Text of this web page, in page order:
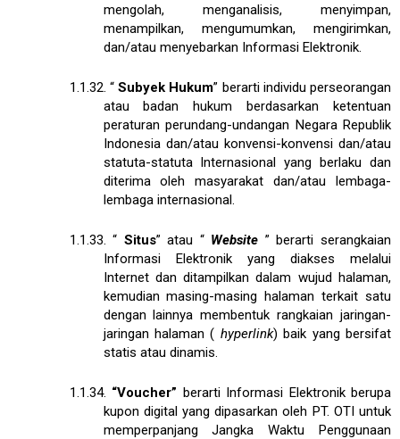
mengolah, menganalisis, menyimpan,
menampilkan, mengumumkan, mengirimkan,
dan/atau menyebarkan Informasi Elektronik.
1.1.32. “Subyek Hukum” berarti individu perseorangan
atau badan hukum berdasarkan ketentuan
peraturan perundang-undangan Negara Republik
Indonesia dan/atau konvensi-konvensi dan/atau
statuta-statuta Internasional yang berlaku dan
diterima oleh masyarakat dan/atau lembaga-
lembaga internasional.
1.1.33.“ Situs” atau “ Website ” berarti serangkaian
Informasi Elektronik yang diakses melalui
Internet dan ditampilkan dalam wujud halaman,
kemudian masing-masing halaman terkait satu
dengan lainnya membentuk rangkaian jaringan-
jaringan halaman ( hyperlink) baik yang bersifat
statis atau dinamis.
1.1.34. “Voucher” berarti Informasi Elektronik berupa
kupon digital yang dipasarkan oleh PT. OTI untuk
memperpanjang Jangka Waktu Penggunaan